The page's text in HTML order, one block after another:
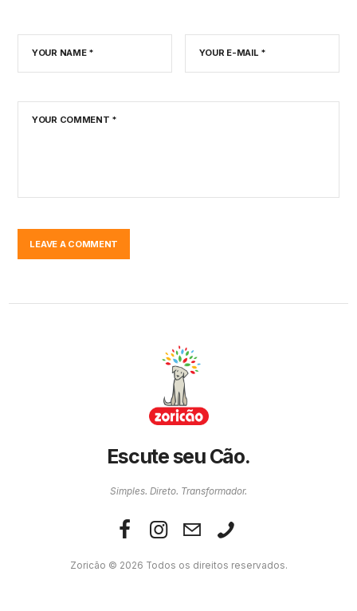
Escute seu Cão.
Simples. Direto. Transformador.
Zoricão © 2026 Todos os direitos reservados.